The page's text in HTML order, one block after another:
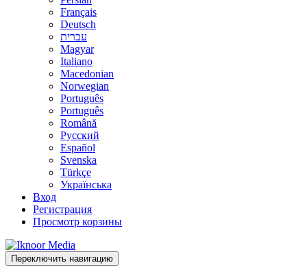
Français
Deutsch
עברית
Magyar
Italiano
Macedonian
Norwegian
Português
Português
Română
Русский
Español
Svenska
Türkçe
Українська
Вход
Регистрация
Просмотр корзины
Переключить навигацию